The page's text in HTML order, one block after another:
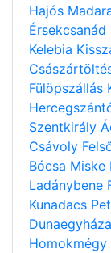
Hajós
Érsekcsanád
Kelebia
Fülöpszállás
Szentkirály
Csávoly
Bócsa Miske
Ladánybene
Kunadacs
Dunaegyháza
Homokmégy